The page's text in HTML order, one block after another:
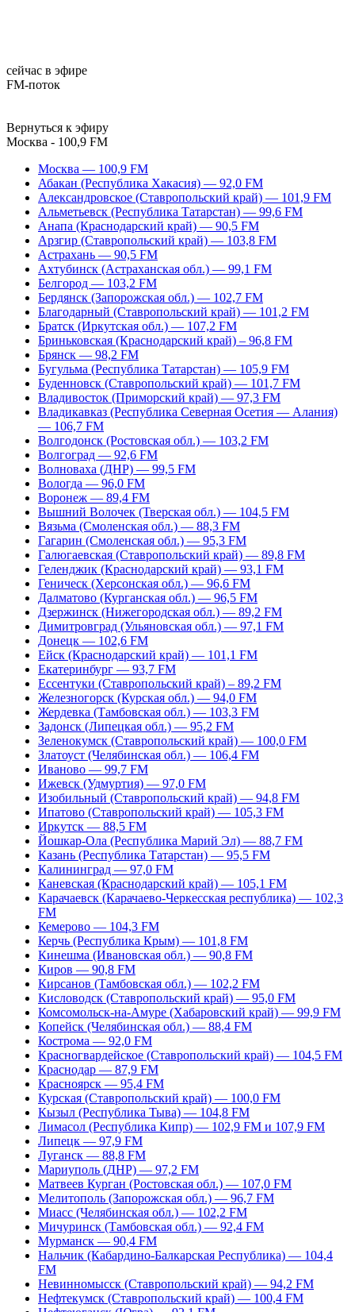
сейчас в эфире
FM-поток
Вернуться к эфиру
Москва - 100,9 FM
Москва — 100,9 FM
Абакан (Республика Хакасия) — 92,0 FM
Александровское (Ставропольский край) — 101,9 FM
Альметьевск (Республика Татарстан) — 99,6 FM
Анапа (Краснодарский край) — 90,5 FM
Арзгир (Ставропольский край) — 103,8 FM
Астрахань — 90,5 FM
Ахтубинск (Астраханская обл.) — 99,1 FM
Белгород — 103,2 FM
Бердянск (Запорожская обл.) — 102,7 FM
Благодарный (Ставропольский край) — 101,2 FM
Братск (Иркутская обл.) — 107,2 FM
Бриньковская (Краснодарский край) – 96,8 FM
Брянск — 98,2 FM
Бугульма (Республика Татарстан) — 105,9 FM
Буденновск (Ставропольский край) — 101,7 FM
Владивосток (Приморский край) — 97,3 FM
Владикавказ (Республика Северная Осетия — Алания)
— 106,7 FM
Волгодонск (Ростовская обл.) — 103,2 FM
Волгоград — 92,6 FM
Волноваха (ДНР) — 99,5 FM
Вологда — 96,0 FM
Воронеж — 89,4 FM
Вышний Волочек (Тверская обл.) — 104,5 FM
Вязьма (Смоленская обл.) — 88,3 FM
Гагарин (Смоленская обл.) — 95,3 FM
Галюгаевская (Ставропольский край) — 89,8 FM
Геленджик (Краснодарский край) — 93,1 FM
Геническ (Херсонская обл.) — 96,6 FM
Далматово (Курганская обл.) — 96,5 FM
Дзержинск (Нижегородская обл.) — 89,2 FM
Димитровград (Ульяновская обл.) — 97,1 FM
Донецк — 102,6 FM
Ейск (Краснодарский край) — 101,1 FM
Екатеринбург — 93,7 FM
Ессентуки (Ставропольский край) – 89,2 FM
Железногорск (Курская обл.) — 94,0 FM
Жердевка (Тамбовская обл.) — 103,3 FM
Задонск (Липецкая обл.) — 95,2 FM
Зеленокумск (Ставропольский край) — 100,0 FM
Златоуст (Челябинская обл.) — 106,4 FM
Иваново — 99,7 FM
Ижевск (Удмуртия) — 97,0 FM
Изобильный (Ставропольский край) — 94,8 FM
Ипатово (Ставропольский край) — 105,3 FM
Иркутск — 88,5 FM
Йошкар-Ола (Республика Марий Эл) — 88,7 FM
Казань (Республика Татарстан) — 95,5 FM
Калининград — 97,0 FM
Каневская (Краснодарский край) — 105,1 FM
Карачаевск (Карачаево-Черкесская республика) — 102,3
FM
Кемерово — 104,3 FM
Керчь (Республика Крым) — 101,8 FM
Кинешма (Ивановская обл.) — 90,8 FM
Киров — 90,8 FM
Кирсанов (Тамбовская обл.) — 102,2 FM
Кисловодск (Ставропольский край) — 95,0 FM
Комсомольск-на-Амуре (Хабаровский край) — 99,9 FM
Копейск (Челябинская обл.) — 88,4 FM
Кострома — 92,0 FM
Красногвардейское (Ставропольский край) — 104,5 FM
Краснодар — 87,9 FM
Красноярск — 95,4 FM
Курская (Ставропольский край) — 100,0 FM
Кызыл (Республика Тыва) — 104,8 FM
Лимасол (Республика Кипр) — 102,9 FM и 107,9 FM
Липецк — 97,9 FM
Луганск — 88,8 FM
Мариуполь (ДНР) — 97,2 FM
Матвеев Курган (Ростовская обл.) — 107,0 FM
Мелитополь (Запорожская обл.) — 96,7 FM
Миасс (Челябинская обл.) — 102,2 FM
Мичуринск (Тамбовская обл.) — 92,4 FM
Мурманск — 90,4 FM
Нальчик (Кабардино-Балкарская Республика) — 104,4
FM
Невинномысск (Ставропольский край) — 94,2 FM
Нефтекумск (Ставропольский край) — 100,4 FM